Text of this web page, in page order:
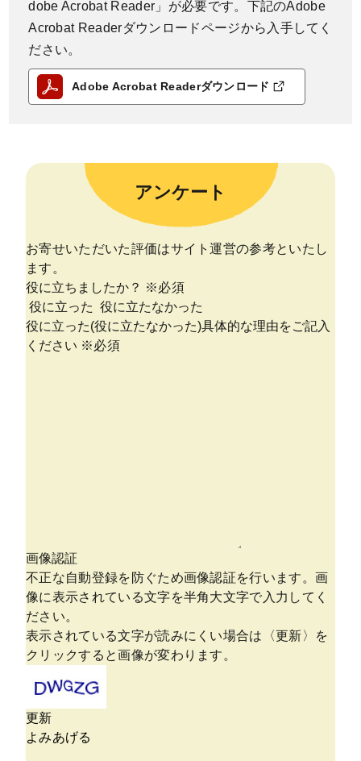
dobe Acrobat Reader」が必要です。下記のAdobe
Acrobat Readerダウンロードページから入手してく
ださい。
Adobe Acrobat Readerダウンロード
アンケート